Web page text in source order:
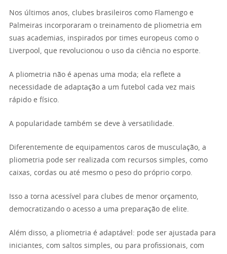
Nos últimos anos, clubes brasileiros como Flamengo e
Palmeiras incorporaram o treinamento de pliometria em
suas academias, inspirados por times europeus como o
Liverpool, que revolucionou o uso da ciência no esporte.
A pliometria não é apenas uma moda; ela reflete a
necessidade de adaptação a um futebol cada vez mais
rápido e físico.
A popularidade também se deve à versatilidade.
Diferentemente de equipamentos caros de musculação, a
pliometria pode ser realizada com recursos simples, como
caixas, cordas ou até mesmo o peso do próprio corpo.
Isso a torna acessível para clubes de menor orçamento,
democratizando o acesso a uma preparação de elite.
Além disso, a pliometria é adaptável: pode ser ajustada para
iniciantes, com saltos simples, ou para profissionais, com